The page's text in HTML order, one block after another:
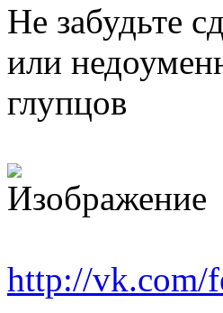
Не забудьте
или
глупцов
http://vk.com/